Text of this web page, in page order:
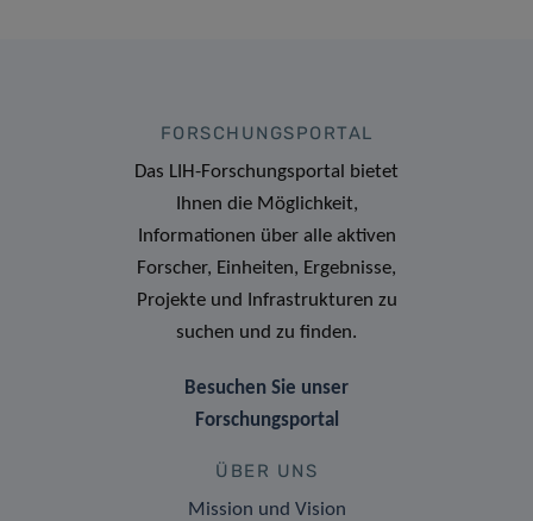
FORSCHUNGSPORTAL
Das LIH-Forschungsportal bietet
Ihnen die Möglichkeit,
Informationen über alle aktiven
Forscher, Einheiten, Ergebnisse,
Projekte und Infrastrukturen zu
suchen und zu finden.
Besuchen Sie unser
Forschungsportal
ÜBER UNS
Mission und Vision